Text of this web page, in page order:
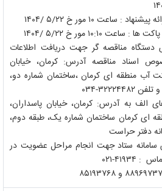
: ساعت ١٠ مور خ ٥/٢٢ /١٤٠٤
١٠:١٠ مور خ ٥/٢٢ /١٤٠٤
دستگاه مناقصه گر جهت دریافت اطلاعات
اسناد مناقصه آدرس: کرمان، خیابان
آب منطقه ای کرمان ،ساختمان شماره دو،
٠٣٤
الف به آدرس: کرمان، خیابان پاسداران،
ای کرمان ساختمان شماره یک، طبقه دوم،
دفتر حراست
سامانه ستاد جهت انجام مراحل عضویت در
٠٢١